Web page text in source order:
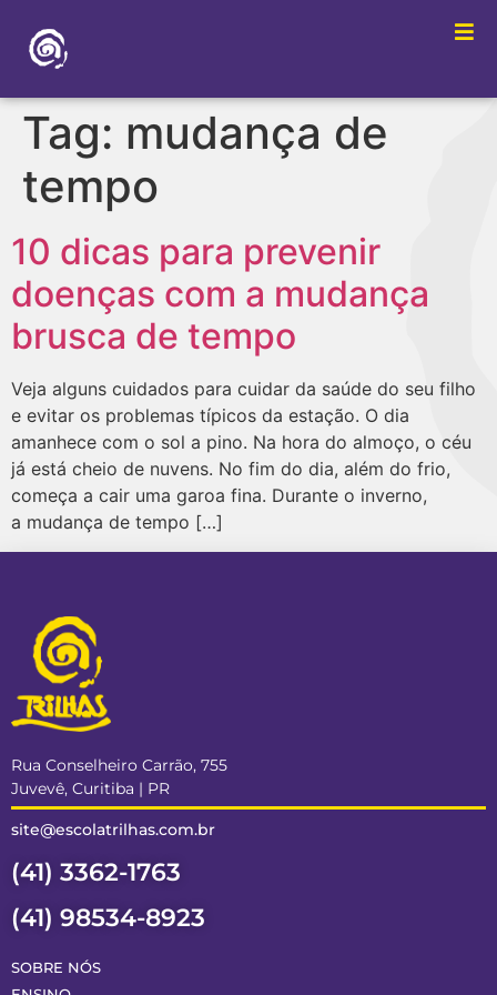
Tag: mudança de
tempo
10 dicas para prevenir
doenças com a mudança
brusca de tempo
Veja alguns cuidados para cuidar da saúde do seu filho
e evitar os problemas típicos da estação. O dia
amanhece com o sol a pino. Na hora do almoço, o céu
já está cheio de nuvens. No fim do dia, além do frio,
começa a cair uma garoa fina. Durante o inverno,
a mudança de tempo […]
Rua Conselheiro Carrão, 755
Juvevê, Curitiba | PR
site@escolatrilhas.com.br
(41) 3362-1763
(41) 98534-8923
SOBRE NÓS